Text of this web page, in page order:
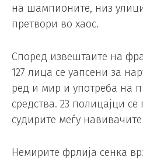
на шампионите, низ
претвори во хаос.
Според извештаите на
127 лица се уапсени за
ред и мир и употреба на
средства. 23 полицајци
судирите меѓу
Немирите фрлија сенка